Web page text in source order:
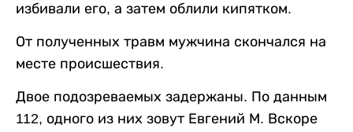
избивали его, а затем облили кипятком.
От полученных травм мужчина скончался на
месте происшествия.
Двое подозреваемых задержаны. По данным
112, одного из них зовут Евгений М. Вскоре